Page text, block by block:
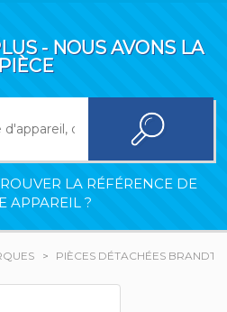
- NOUS AVONS LA
PIÈCE
LA RÉFÉRENCE DE
APPAREIL ?
PIÈCES DÉTACHÉES BRANDT